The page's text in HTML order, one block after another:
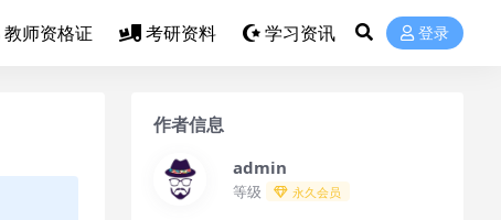
教师资格证 考研资料 学习资讯 登录
作者信息
admin
等级 永久会员